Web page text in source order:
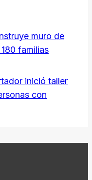
muro de
familias
inició taller
con